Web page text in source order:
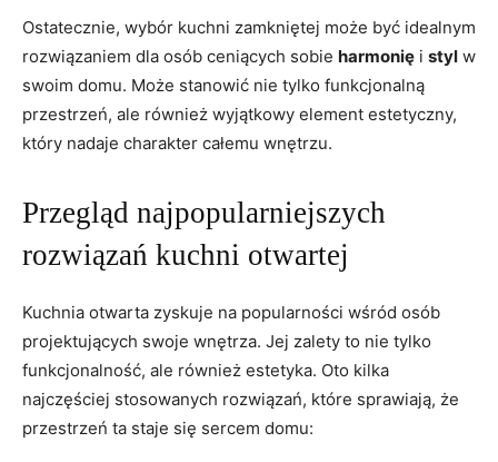
Ostatecznie, wybór kuchni zamkniętej może być idealnym
rozwiązaniem dla osób ceniących sobie harmonię i styl w
swoim domu. Może stanowić nie tylko funkcjonalną
przestrzeń, ale również wyjątkowy element estetyczny,
który nadaje charakter całemu wnętrzu.
Przegląd najpopularniejszych
rozwiązań kuchni otwartej
Kuchnia otwarta zyskuje na popularności wśród osób
projektujących swoje wnętrza. Jej zalety to nie tylko
funkcjonalność, ale również estetyka. Oto kilka
najczęściej stosowanych rozwiązań, które sprawiają, że
przestrzeń ta staje się sercem domu: